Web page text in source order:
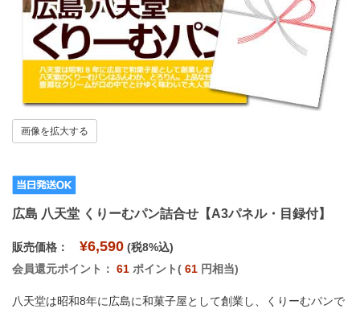
画像を拡大する
広島 八天堂 くりーむパン詰合せ【A3パネル・目録付】
販売価格： ¥6,590 (税8%込)
会員還元ポイント： 61 ポイント( 61 円相当)
八天堂は昭和8年に広島に和菓子屋として創業し、くりーむパンで